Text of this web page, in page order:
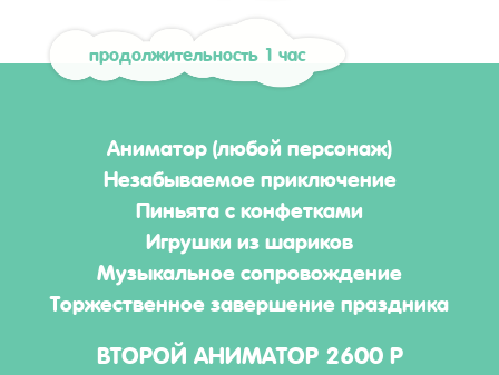
продолжительность 1 час
Аниматор (любой персонаж)
Незабываемое приключение
Пиньята с конфетками
Игрушки из шариков
Музыкальное сопровождение
Торжественное завершение праздника
ВТОРОЙ АНИМАТОР 2600 Р